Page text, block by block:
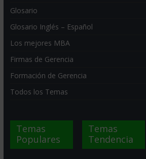
Glosario
Glosario Inglés – Español
Los mejores MBA
Firmas de Gerencia
Formación de Gerencia
Todos los Temas
Temas
Populares
Temas
Tendencia